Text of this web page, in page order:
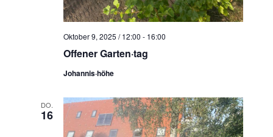
Offener Garten·tag
Oktober 9, 2025 / 12:00 - 16:00
Johannis·höhe
DO.
16